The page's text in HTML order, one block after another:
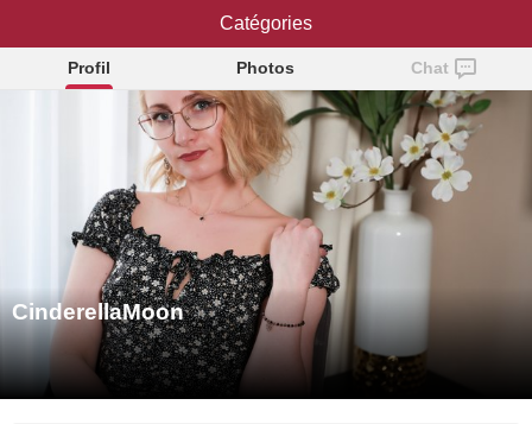
CinderellaMoon
Profil Photos Chat
CinderellaMoon
Catégories